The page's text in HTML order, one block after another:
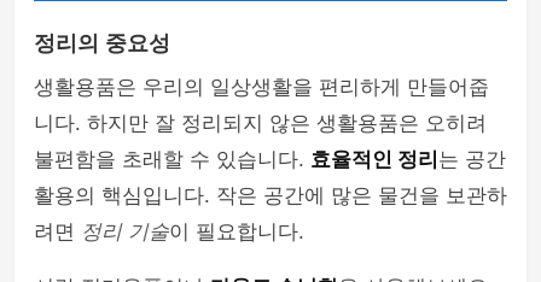
정리의 중요성
생활용품은 우리의 일상생활을 편리하게 만들어줍
니다. 하지만 잘 정리되지 않은 생활용품은 오히려
불편함을 초래할 수 있습니다. 효율적인 정리 는 공간
활용의 핵심입니다. 작은 공간에 많은 물건을 보관하
려면 정리 기술이 필요합니다.